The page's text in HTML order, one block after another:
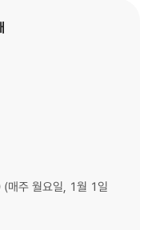
주 월요일, 1월 1일